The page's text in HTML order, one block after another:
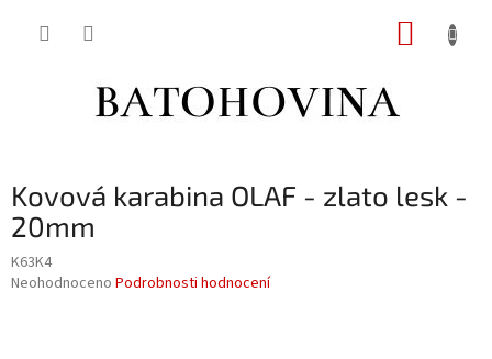
Kovová karabina OLAF - zlato lesk -
20mm
K63K4
Průměrné
Neohodnoceno Podrobnosti hodnocení